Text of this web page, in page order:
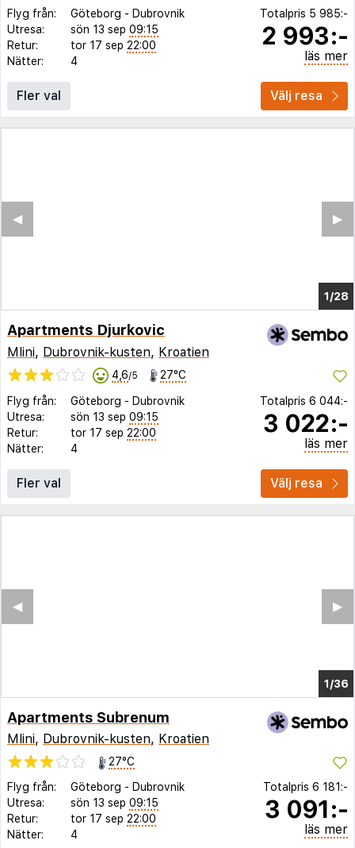
Flyg från: Göteborg - Dubrovnik
Utresa:
sön 13 sep 09:15
Retur:
tor 17 sep 22:00
Nätter:
4
Totalpris 5 985:-
2 993:-
läs mer
Fler val Välj resa
1/24
▶︎
◀︎
Apartments Djurkovic
Mlini, Dubrovnik-kusten, Kroatien
4,6/5 27°C
Flyg från: Göteborg - Dubrovnik
Utresa:
sön 13 sep 09:15
Retur:
tor 17 sep 22:00
Nätter:
4
Totalpris 6 044:-
3 022:-
läs mer
Fler val Välj resa
1/32
▶︎
◀︎
Apartments Subrenum
Mlini, Dubrovnik-kusten, Kroatien
27°C
Flyg från:
Göteborg - Dubrovnik
Utresa:
sön 13 sep 09:15
Retur:
tor 17 sep 22:00
Nätter:
4
Totalpris 6 181:-
3 091:-
läs mer